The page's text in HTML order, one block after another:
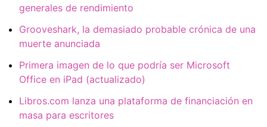
generales de rendimiento
Grooveshark, la demasiado probable crónica de una
muerte anunciada
Primera imagen de lo que podría ser Microsoft
Office en iPad (actualizado)
Libros.com lanza una plataforma de financiación en
masa para escritores